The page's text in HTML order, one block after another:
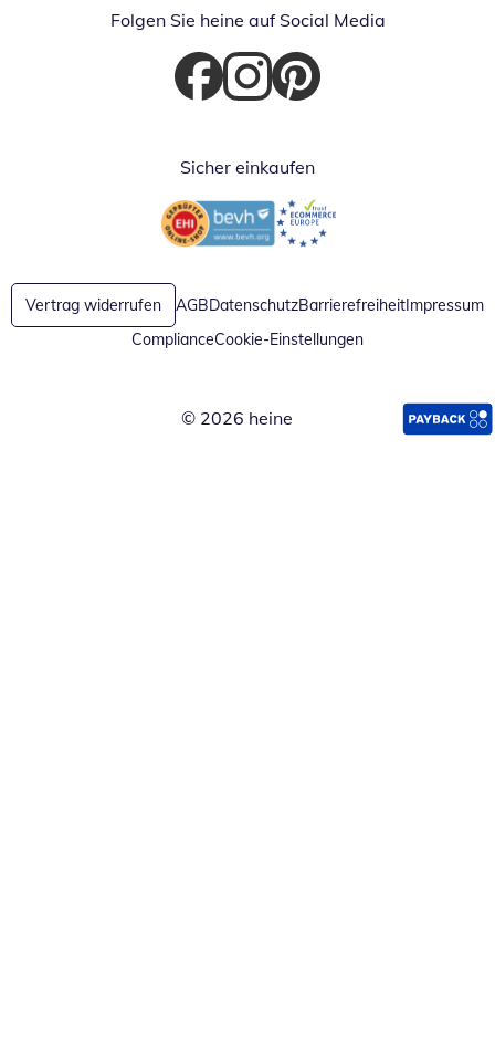
Folgen Sie heine auf Social Media
Öffnet in neuem Fenster
Öffnet in neuem Fenster
Öffnet in neuem Fenster
Sicher einkaufen
Öffnet in neuem FensterÖffnet in neuem Fenster
Vertrag widerrufen AGBDatenschutzBarrierefreiheitImpressum
ComplianceCookie-Einstellungen
© 2026 heine